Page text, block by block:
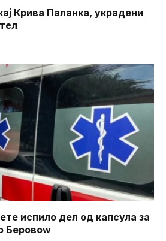
Крива Паланка, украдени
испило дел од капсула за
Беровоw